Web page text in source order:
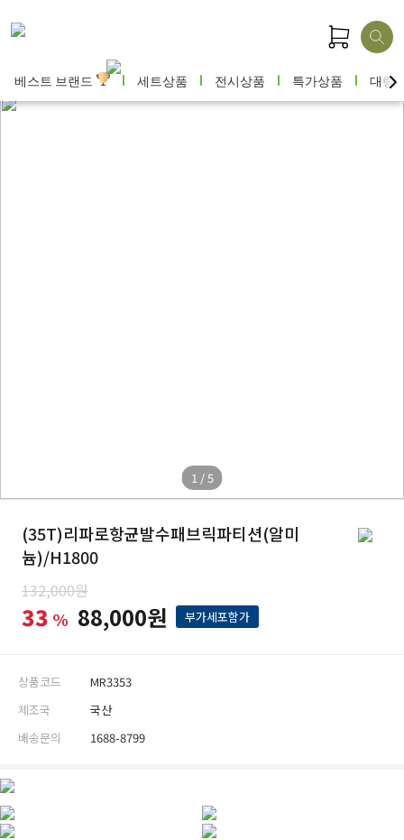
베스트 브랜드 세트상품 전시상품 특가상품 대량
1 / 5
(35T)리파로항균발수패브릭파티션(알미
늄)/H1800
132,000원
33 % 88,000원 부가세포함가
상품코드
MR3353
제조국
국산
배송문의
1688-8799